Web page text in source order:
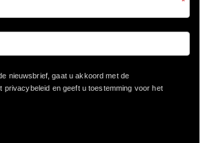
nieuwsbrief, gaat u akkoord met de
privacybeleid en geeft u toestemming voor het